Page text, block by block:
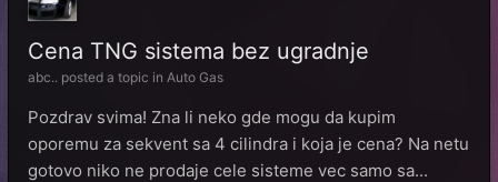
Cena TNG sistema bez ugradnje
abc.. posted a topic in Auto Gas
Pozdrav svima! Zna li neko gde mogu da kupim
oporemu za sekvent sa 4 cilindra i koja je cena? Na netu
gotovo niko ne prodaje cele sisteme vec samo sa...